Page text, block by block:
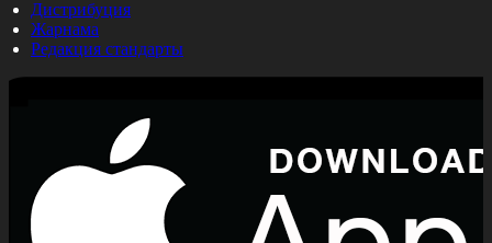
Дистрибуция
Жарнама
Редакция стандарты